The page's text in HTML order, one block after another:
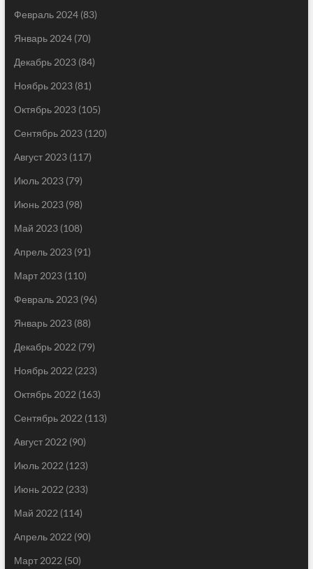
Февраль 2024(83)
Январь 2024(70)
Декабрь 2023(84)
Ноябрь 2023(81)
Октябрь 2023(105)
Сентябрь 2023(120)
Август 2023(117)
Июль 2023(79)
Июнь 2023(98)
Май 2023(108)
Апрель 2023(91)
Март 2023(110)
Февраль 2023(96)
Январь 2023(88)
Декабрь 2022 (79)
Ноябрь 2022 (223)
Октябрь 2022 (163)
Сентябрь 2022 (113)
Август 2022 (90)
Июль 2022 (123)
Июнь 2022 (233)
Май 2022 (114)
Апрель 2022 (90)
Март 2022 (50)